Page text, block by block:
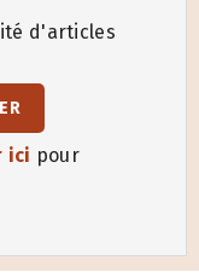
d'articles
ici pour